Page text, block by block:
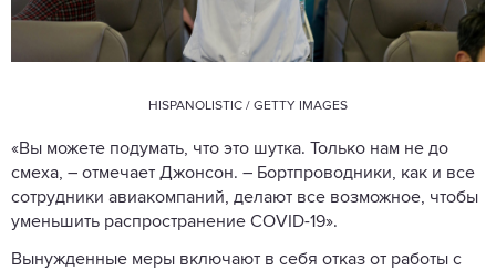
HISPANOLISTIC / GETTY IMAGES
«Вы можете подумать, что это шутка. Только нам не до
смеха, – отмечает Джонсон. – Бортпроводники, как и все
сотрудники авиакомпаний, делают все возможное, чтобы
уменьшить распространение COVID-19».
Вынужденные меры включают в себя отказ от работы с